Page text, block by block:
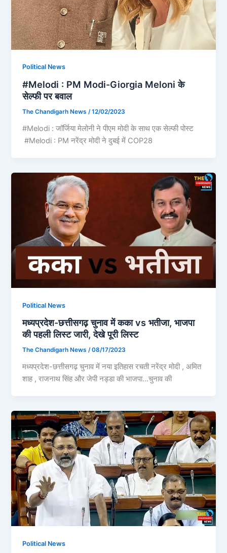
Political News
#Melodi : PM Modi-Giorgia Meloni के
सेल्फी पर बवाल
The Chandigarh News/12/02/2023
#Melodi : जॉर्जिया मेलोनी ने पीएम मोदी के साथ एक सेल्फी पोस्ट
#Melodi : PM नरेंद्र मोदी ने दुबई में COP28
Political News
मध्यप्रदेश-छत्तीसगढ़ चुनाव में कका vs भतीजा, भाजपा
की पहली लिस्ट जारी, देखे पूरी लिस्ट
The Chandigarh News/08/17/2023
मध्यप्रदेश-छत्तीसगढ़ चुनाव में नया इतिहास रचती नरेंद्र मोदी , अमित
शाह , राजनाथ सिंह और जेपी नड्डा की भाजपा…चुनाव की
Political News